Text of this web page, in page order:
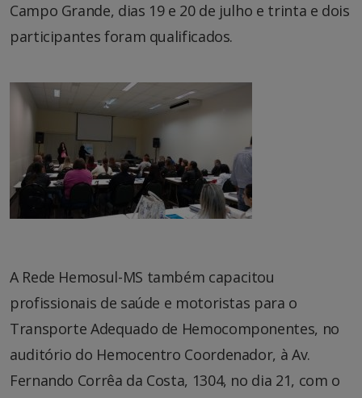
Campo Grande, dias 19 e 20 de julho e trinta e dois
participantes foram qualificados.
A Rede Hemosul-MS também capacitou
profissionais de saúde e motoristas para o
Transporte Adequado de Hemocomponentes, no
auditório do Hemocentro Coordenador, à Av.
Fernando Corrêa da Costa, 1304, no dia 21, com o